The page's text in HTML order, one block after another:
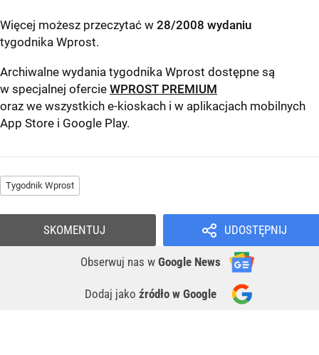
Więcej możesz przeczytać w 28/2008 wydaniu
tygodnika Wprost.
Archiwalne wydania tygodnika Wprost dostępne są
w specjalnej ofercie WPROST PREMIUM
oraz we wszystkich e-kioskach i w aplikacjach mobilnych
App Store i Google Play.
Tygodnik Wprost
UDOSTĘPNIJ
Obserwuj nas w Google News
Dodaj jako źródło w Google
SKOMENTUJ